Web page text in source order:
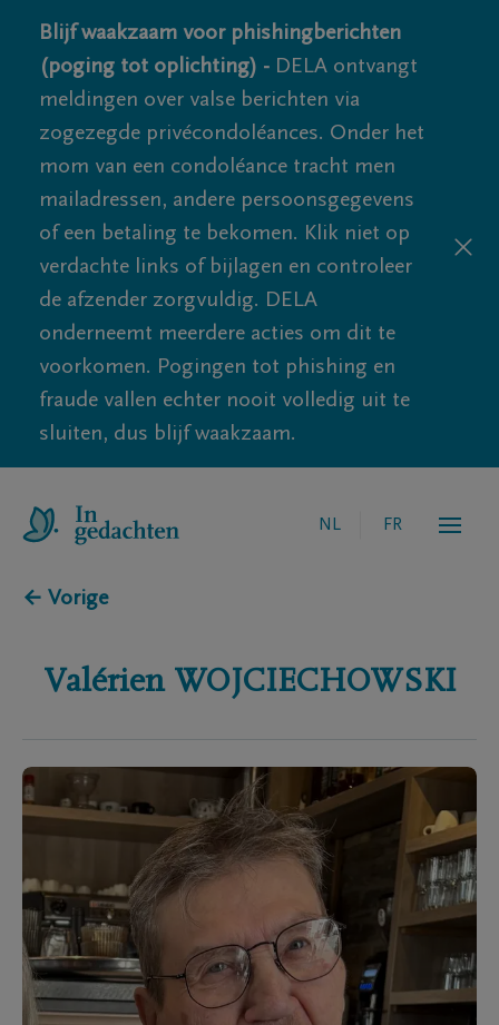
Blijf waakzaam voor phishingberichten
(poging tot oplichting) - DELA ontvangt
meldingen over valse berichten via
zogezegde privécondoléances. Onder het
mom van een condoléance tracht men
mailadressen, andere persoonsgegevens
of een betaling te bekomen. Klik niet op
verdachte links of bijlagen en controleer
de afzender zorgvuldig. DELA
onderneemt meerdere acties om dit te
voorkomen. Pogingen tot phishing en
fraude vallen echter nooit volledig uit te
sluiten, dus blijf waakzaam.
NL FR
← Vorige
Valérien WOJCIECHOWSKI